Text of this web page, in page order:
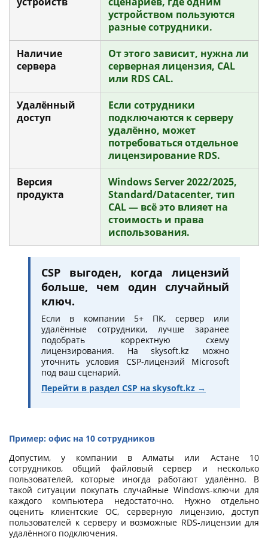
устройством пользуются
разные сотрудники.
Наличие
сервера
От этого зависит, нужна ли
серверная лицензия, CAL
или RDS CAL.
Удалённый
доступ
Если сотрудники
подключаются к серверу
удалённо, может
потребоваться отдельное
лицензирование RDS.
Версия
продукта
Windows Server 2022/2025,
Standard/Datacenter, тип
CAL — всё это влияет на
стоимость и права
использования.
CSP выгоден, когда лицензий
больше, чем один случайный
ключ.
Если в компании 5+ ПК, сервер или
удалённые сотрудники, лучше заранее
подобрать корректную схему
лицензирования. На skysoft.kz можно
уточнить условия CSP-лицензий Microsoft
под ваш сценарий.
Перейти в раздел CSP на skysoft.kz →
Пример: офис на 10 сотрудников
Допустим, у компании в Алматы или Астане 10
сотрудников, общий файловый сервер и несколько
пользователей, которые иногда работают удалённо. В
такой ситуации покупать случайные Windows-ключи для
каждого компьютера недостаточно. Нужно отдельно
оценить клиентские ОС, серверную лицензию, доступ
пользователей к серверу и возможные RDS-лицензии для
удалённого подключения.